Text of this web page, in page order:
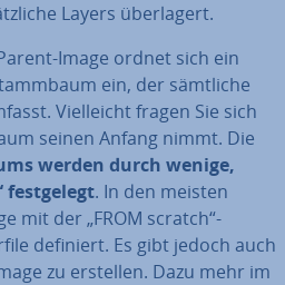
Layers über­la­gert.
Image ordnet sich ein
ein, der sämtliche
Viel­leicht fragen Sie sich
seinen Anfang nimmt. Die
werden durch wenige,
fest­ge­legt. In den meisten
mit der „FROM scratch“-
definiert. Es gibt jedoch auch
zu erstellen. Dazu mehr im